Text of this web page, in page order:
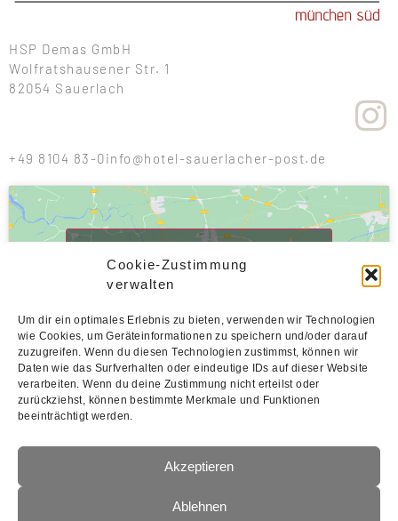
Cookie-Zustimmung
verwalten
Um dir ein optimales Erlebnis zu bieten, verwenden wir Technologien
wie Cookies, um Geräteinformationen zu speichern und/oder darauf
zuzugreifen. Wenn du diesen Technologien zustimmst, können wir
Daten wie das Surfverhalten oder eindeutige IDs auf dieser Website
verarbeiten. Wenn du deine Zustimmung nicht erteilst oder
zurückziehst, können bestimmte Merkmale und Funktionen
beeinträchtigt werden.
Akzeptieren
Ablehnen
HSP Demas GmbH
Wolfratshausener Str. 1
82054 Sauerlach
+49 8104 83-0info@hotel-sauerlacher-post.de
akzeptieren und diesen Inhalt zu aktivieren
Hotelbar Montag – Samstag geöffnet
Zimmer buchen
ZIMMERSUCHE
Datenschutzerklärung